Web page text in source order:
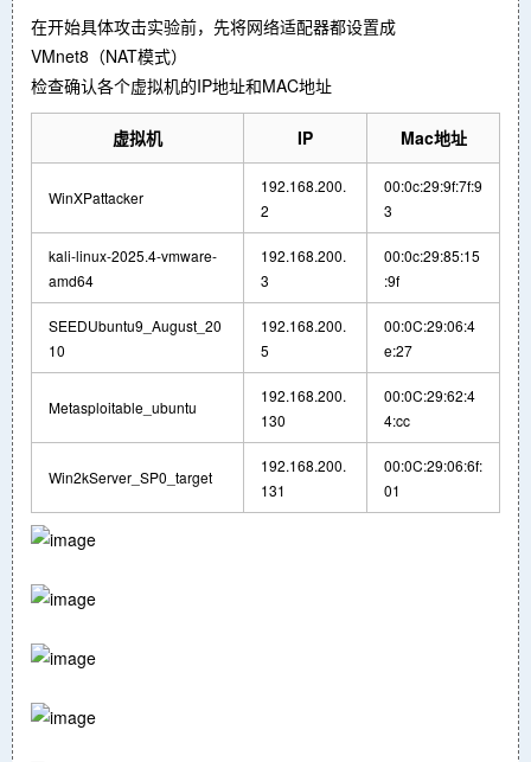
在开始具体攻击实验前，先将网络适配器都设置成
VMnet8（NAT模式）
检查确认各个虚拟机的IP地址和MAC地址
虚拟机 IP Mac地址
WinXPattacker
192.168.200.
2
00:0c:29:9f:7f:9
3
kali-linux-2025.4-vmware-
amd64
192.168.200.
3
00:0c:29:85:15
:9f
SEEDUbuntu9_August_20
10
192.168.200.
5
00:0C:29:06:4
e:27
Metasploitable_ubuntu
192.168.200.
130
00:0C:29:62:4
4:cc
Win2kServer_SP0_target
192.168.200.
131
00:0C:29:06:6f:
01